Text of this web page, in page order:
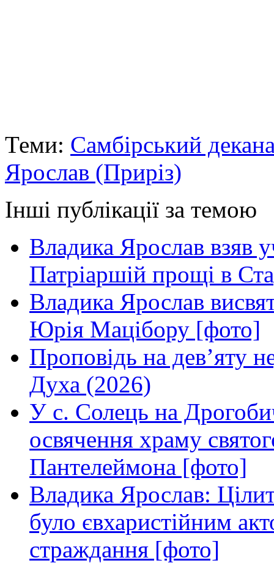
Теми: Самбірський
Ярослав (Приріз)
Інші публікації за темою
Владика Ярослав взяв
Патріаршій прощі в
Владика Ярослав
Юрія Мацібору [фото]
Проповідь на дев’яту
Духа (2026)
У с. Солець на
освячення храму
Пантелеймона [фото]
Владика Ярослав:
було євхаристійним
страждання [фото]